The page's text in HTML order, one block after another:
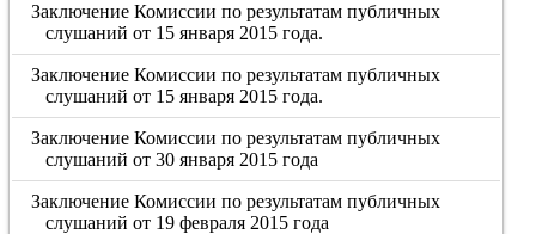
Заключение Комиссии по результатам публичных
слушаний от 15 января 2015 года.
Заключение Комиссии по результатам публичных
слушаний от 15 января 2015 года.
Заключение Комиссии по результатам публичных
слушаний от 30 января 2015 года
Заключение Комиссии по результатам публичных
слушаний от 19 февраля 2015 года